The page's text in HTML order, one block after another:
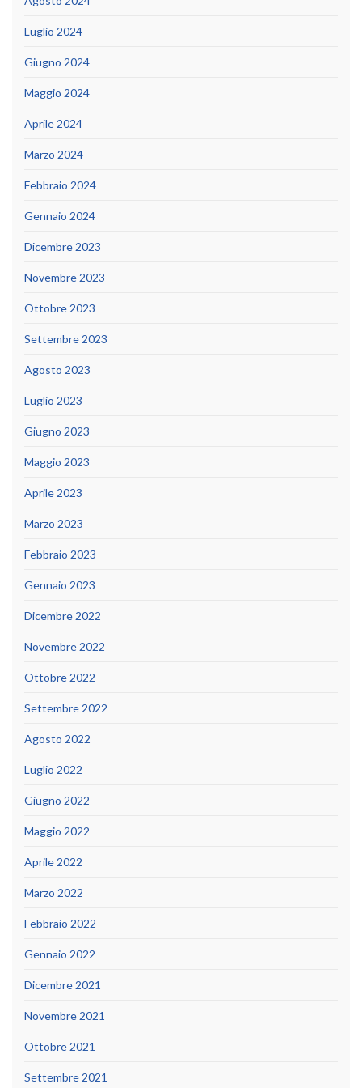
Luglio 2024
Giugno 2024
Maggio 2024
Aprile 2024
Marzo 2024
Febbraio 2024
Gennaio 2024
Dicembre 2023
Novembre 2023
Ottobre 2023
Settembre 2023
Agosto 2023
Luglio 2023
Giugno 2023
Maggio 2023
Aprile 2023
Marzo 2023
Febbraio 2023
Gennaio 2023
Dicembre 2022
Novembre 2022
Ottobre 2022
Settembre 2022
Agosto 2022
Luglio 2022
Giugno 2022
Maggio 2022
Aprile 2022
Marzo 2022
Febbraio 2022
Gennaio 2022
Dicembre 2021
Novembre 2021
Ottobre 2021
Settembre 2021